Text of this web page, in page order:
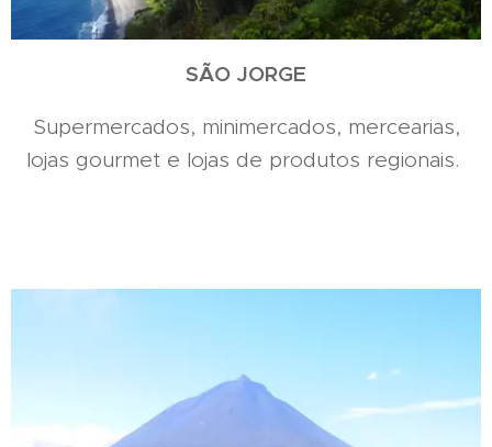
SÃO JORGE
Supermercados, minimercados, mercearias,
lojas gourmet e lojas de produtos regionais.